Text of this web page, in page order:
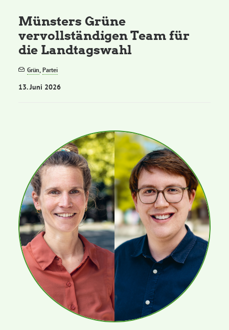
Münsters Grüne
vervollständigen Team für
die Landtagswahl
Grün,Partei
13. Juni 2026